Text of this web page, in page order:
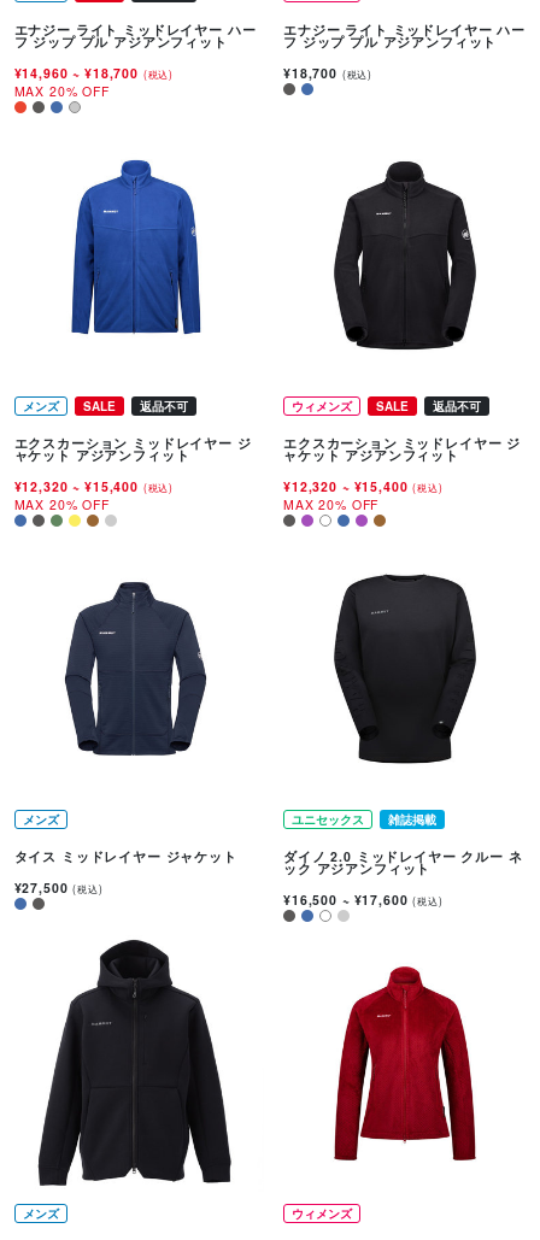
エナジー ライト ミッドレイヤー ハー
フ ジップ プル アジアンフィット
¥14,960~ ¥18,700 (税込)
MAX 20% OFF
エナジー ライト ミッドレイヤー ハー
フ ジップ プル アジアンフィット
¥18,700 (税込)
メンズ SALE 返品不可
エクスカーション ミッドレイヤー ジ
ャケット アジアンフィット
¥12,320~ ¥15,400 (税込)
MAX 20% OFF
ウィメンズ SALE 返品不可
エクスカーション ミッドレイヤー ジ
ャケット アジアンフィット
¥12,320 ~ ¥15,400(税込)
MAX 20% OFF
メンズ
タイス ミッドレイヤー ジャケット
¥27,500(税込)
ユニセックス 雑誌掲載
ダイノ 2.0 ミッドレイヤー クルー ネ
ック アジアンフィット
¥16,500 ~ ¥17,600(税込)
メンズ ウィメンズ